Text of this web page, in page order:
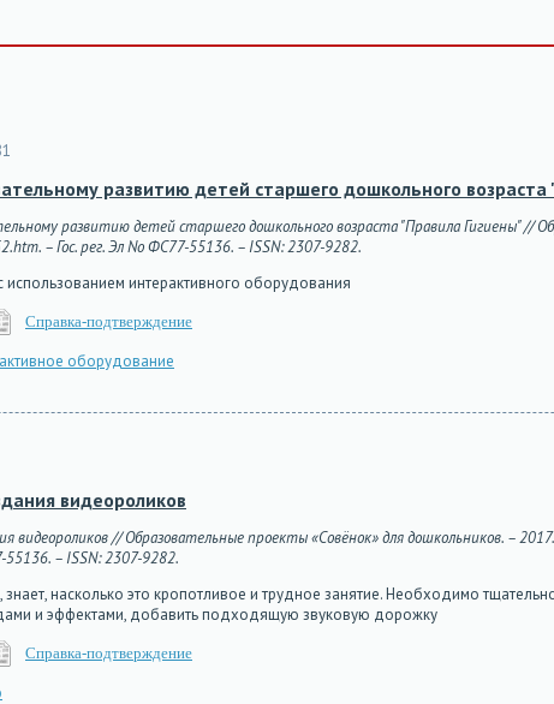
развитию детей старшего дошкольного возраста
развитию детей старшего дошкольного возраста "Правила Гигиены" //
– Гос. рег. Эл No ФС77-55136. – ISSN: 2307-9282.
интерактивного оборудования
Справка-подтверждение
оборудование
видеороликов
видеороликов // Образовательные проекты «Совёнок» для дошкольников. –
– ISSN: 2307-9282.
насколько это кропотливое и трудное занятие. Необходимо
и эффектами, добавить подходящую звуковую дорожку
Справка-подтверждение